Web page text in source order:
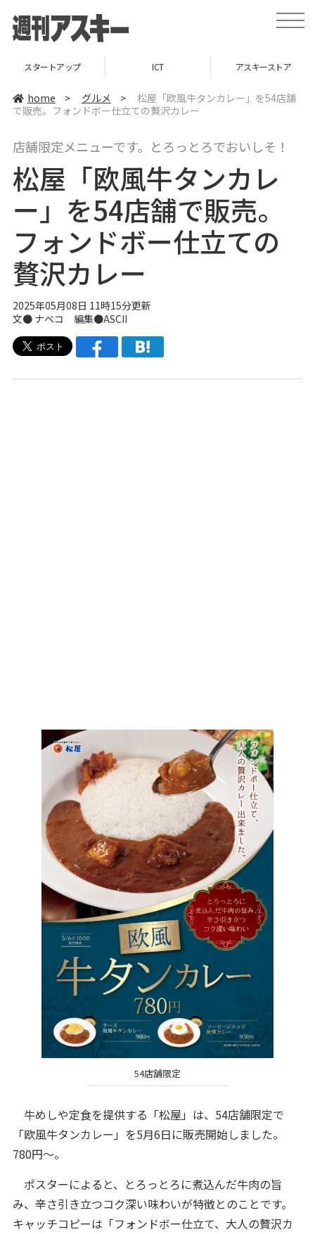
t
o
e
a
v
スタートアップ ICT アスキーストア
home > グルメ >
松屋「欧風牛タンカレー」を54店舗
で販売。フォンドボー仕立ての贅沢カレー
店舗限定メニューです。とろっとろでおいしそ！
松屋「欧風牛タンカレ
ー」を54店舗で販売。
フォンドボー仕立ての
贅沢カレー
2025年05月08日 11時15分更新
文● ナベコ 編集●ASCII
54店舗限定
牛めしや定食を提供する「松屋」は、54店舗限定で
「欧風牛タンカレー」を5月6日に販売開始しました。
780円～。
ポスターによると、とろっとろに煮込んだ牛肉の旨
み、辛さ引き立つコク深い味わいが特徴とのことです。
キャッチコピーは「フォンドボー仕立て、大人の贅沢カ